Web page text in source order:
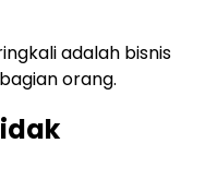
adalah bisnis
orang.